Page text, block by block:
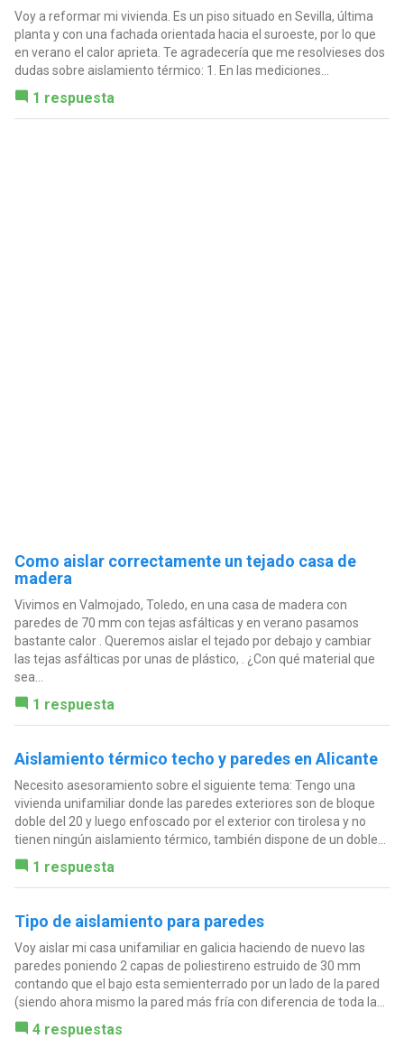
Voy a reformar mi vivienda. Es un piso situado en Sevilla, última
planta y con una fachada orientada hacia el suroeste, por lo que
en verano el calor aprieta. Te agradecería que me resolvieses dos
dudas sobre aislamiento térmico: 1. En las mediciones...
1 respuesta
Como aislar correctamente un tejado casa de
madera
Vivimos en Valmojado, Toledo, en una casa de madera con
paredes de 70 mm con tejas asfálticas y en verano pasamos
bastante calor . Queremos aislar el tejado por debajo y cambiar
las tejas asfálticas por unas de plástico, . ¿Con qué material que
sea...
1 respuesta
Aislamiento térmico techo y paredes en Alicante
Necesito asesoramiento sobre el siguiente tema: Tengo una
vivienda unifamiliar donde las paredes exteriores son de bloque
doble del 20 y luego enfoscado por el exterior con tirolesa y no
tienen ningún aislamiento térmico, también dispone de un doble...
1 respuesta
Tipo de aislamiento para paredes
Voy aislar mi casa unifamiliar en galicia haciendo de nuevo las
paredes poniendo 2 capas de poliestireno estruido de 30 mm
contando que el bajo esta semienterrado por un lado de la pared
(siendo ahora mismo la pared más fría con diferencia de toda la...
4 respuestas